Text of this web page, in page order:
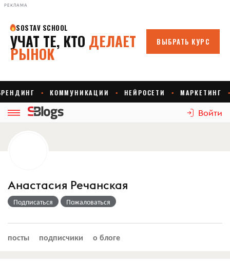
РЕКЛАМА
Войти
Анастасия Речанская
Подписаться Пожаловаться
посты подписчики о блоге